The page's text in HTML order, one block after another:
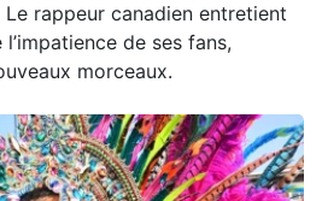
rappeur canadien entretient
de ses fans,
morceaux.